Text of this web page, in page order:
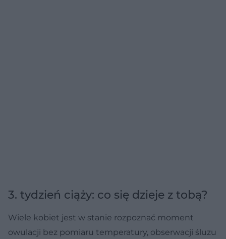
3. tydzień ciąży: co się dzieje z tobą?
Wiele kobiet jest w stanie rozpoznać moment
owulacji bez pomiaru temperatury, obserwacji śluzu